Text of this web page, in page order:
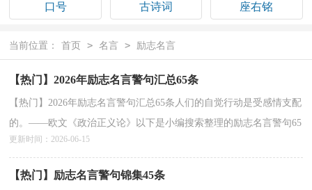
口号 古诗词 座右铭
祝福语
当前位置： 首页 > 名言 > 励志名言
【热门】2026年励志名言警句汇总65条
【热门】2026年励志名言警句汇总65条人们的自觉行动是受感情支配
的。——欧文《政治正义论》以下是小编搜索整理的励志名言警句65
条,仅供参考，大家一起来看看吧。1、不为不可...
更新时间：2026-06-15
【热门】励志名言警句锦集45条